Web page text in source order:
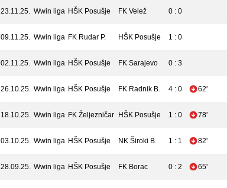
23.11.25. Wwin liga HŠK Posušje FK Velež 0 : 0
09.11.25. Wwin liga FK Rudar P. HŠK Posušje 1 : 0
02.11.25. Wwin liga HŠK Posušje FK Sarajevo 0 : 3
26.10.25. Wwin liga HŠK Posušje FK Radnik B. 4 : 0 62'
18.10.25. Wwin liga FK Željezničar HŠK Posušje 1 : 0 78'
03.10.25. Wwin liga HŠK Posušje NK Široki B. 1 : 1 82'
28.09.25. Wwin liga HŠK Posušje FK Borac 0 : 2 65'